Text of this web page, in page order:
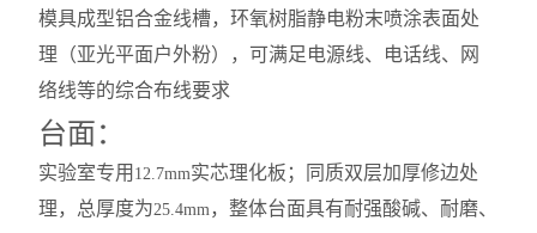
模具成型铝合金线槽，环氧树脂静电粉末喷涂表面处
理（亚光平面户外粉），可满足电源线、电话线、网
络线等的综合布线要求
台面：
实验室专用 12.7mm实芯理化板；同质双层加厚修边处
理，总厚度为25.4mm，整体台面具有耐强酸碱、耐磨、